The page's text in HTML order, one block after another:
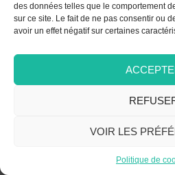
des données telles que le comportement
sur ce site. Le fait de ne pas consentir ou
avoir un effet négatif sur certaines
VOIR LES
Politique de